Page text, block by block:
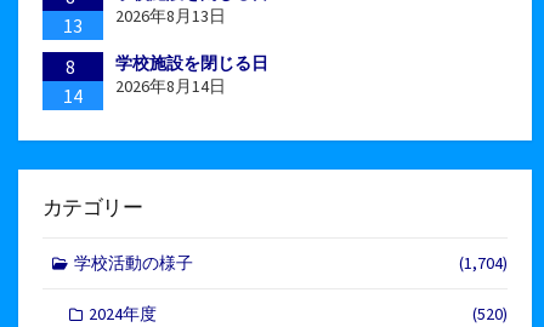
13
2026年8月13日
8
14
学校施設を閉じる日
2026年8月14日
カテゴリー
学校活動の様子 (1,704)
2024年度 (520)